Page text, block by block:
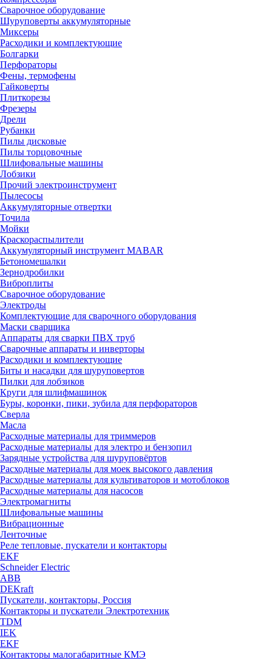
Сварочное оборудование
Шуруповерты аккумуляторные
Миксеры
Расходики и комплектующие
Болгарки
Перфораторы
Фены, термофены
Гайковерты
Плиткорезы
Фрезеры
Дрели
Рубанки
Пилы дисковые
Пилы торцовочные
Шлифовальные машины
Лобзики
Прочий электроинструмент
Пылесосы
Аккумуляторные отвертки
Точила
Мойки
Краскораспылители
Аккумуляторный инструмент MABAR
Бетономешалки
Зернодробилки
Виброплиты
Сварочное оборудование
Электроды
Комплектующие для сварочного оборудования
Маски сварщика
Аппараты для сварки ПВХ труб
Сварочные аппараты и инверторы
Расходики и комплектующие
Биты и насадки для шуруповертов
Пилки для лобзиков
Круги для шлифмашинок
Буры, коронки, пики, зубила для перфораторов
Сверла
Масла
Расходные материалы для триммеров
Расходные материалы для электро и бензопил
Зарядные устройства для шуруповёртов
Расходные материалы для моек высокого давления
Расходные материалы для культиваторов и мотоблоков
Расходные материалы для насосов
Электромагниты
Шлифовальные машины
Вибрационные
Ленточные
Реле тепловые, пускатели и контакторы
EKF
Schneider Electric
ABB
DEKraft
Пускатели, контакторы, Россия
Контакторы и пускатели Электротехник
TDM
IEK
EKF
Контакторы малогабаритные КМЭ